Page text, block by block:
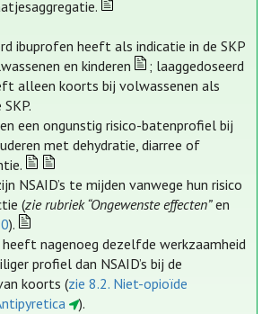
ibuprofen heeft als indicatie in de SKP
en kinderen
; laaggedoseerd
alleen koorts bij volwassenen als
een ongunstig risico-batenprofiel bij
met dehydratie, diarree of
NSAID’s te mijden vanwege hun risico
(zie rubriek “Ongewenste effecten”en
).
nagenoeg dezelfde werkzaamheid
profiel dan NSAID’s bij de
koorts (zie 8.2. Niet-opioïde
).